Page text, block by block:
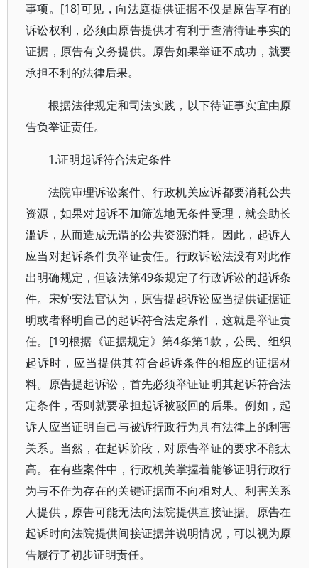
事项。[18]可见，向法庭提供证据不仅是原告享有的
诉讼权利，必须由原告提供才有利于查清待证事实的
证据，原告有义务提供。原告如果举证不成功，就要
承担不利的法律后果。
根据法律规定和司法实践，以下待证事实宜由原
告负举证责任。
1.证明起诉符合法定条件
法院审理诉讼案件、行政机关应诉都要消耗公共
资源，如果对起诉不加筛选地无条件受理，就会助长
滥诉，从而造成无谓的公共资源消耗。因此，起诉人
应当对起诉条件负举证责任。行政诉讼法没有对此作
出明确规定，但该法第49条规定了行政诉讼的起诉条
件。宋炉安法官认为，原告提起诉讼应当提供证据证
明或者释明自己的起诉符合法定条件，这就是举证责
任。[19]根据《证据规定》第4条第1款，公民、组织
起诉时，应当提供其符合起诉条件的相应的证据材
料。原告提起诉讼，首先必须举证证明其起诉符合法
定条件，否则就要承担起诉被驳回的后果。例如，起
诉人应当证明自己与被诉行政行为具有法律上的利害
关系。当然，在起诉阶段，对原告举证的要求不能太
高。在有些案件中，行政机关掌握着能够证明行政行
为与不作为存在的关键证据而不向相对人、利害关系
人提供，原告可能无法向法院提供直接证据。原告在
起诉时向法院提供间接证据并说明情况，可以视为原
告履行了初步证明责任。